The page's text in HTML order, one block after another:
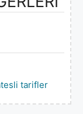
tarifler